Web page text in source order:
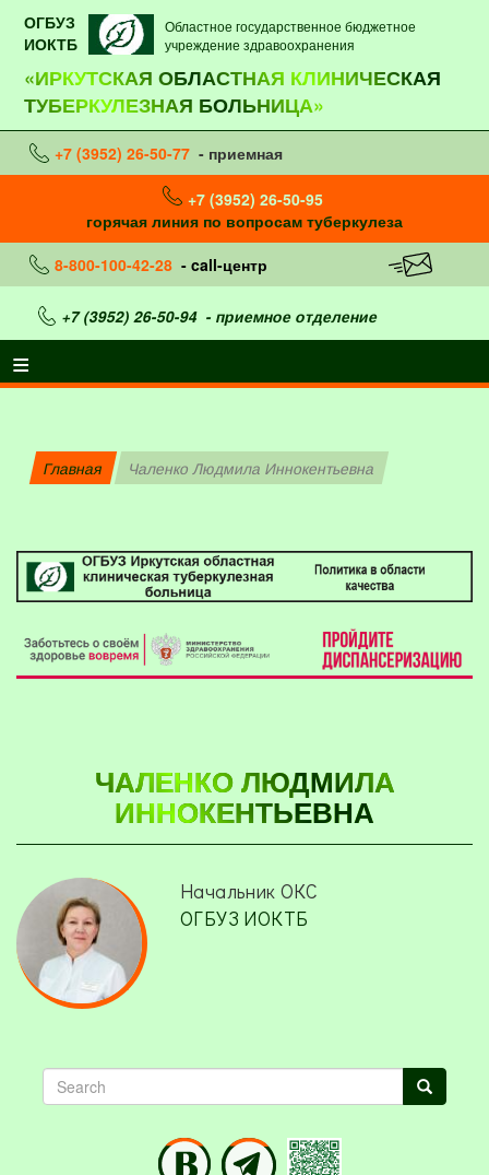
ОГБУЗ
ИОКТБ
Областное государственное бюджетное
учреждение здравоохранения
«ИРКУТСКАЯ ОБЛАСТНАЯ КЛИНИЧЕСКАЯ
ТУБЕРКУЛЕЗНАЯ БОЛЬНИЦА»
+7 (3952) 26-50-77 - приемная
+7 (3952) 26-50-95
горячая линия по вопросам туберкулеза
8-800-100-42-28 - call-центр
+7 (3952) 26-50-94- приемное отделение
Главная Чаленко Людмила Иннокентьевна
ЧАЛЕНКО ЛЮДМИЛА
ИННОКЕНТЬЕВНА
Начальник ОКС
ОГБУЗ ИОКТБ
Search Search